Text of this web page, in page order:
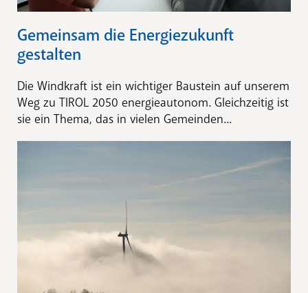
Gemeinsam die Energiezukunft
gestalten
Die Windkraft ist ein wichtiger Baustein auf unserem
Weg zu TIROL 2050 energieautonom. Gleichzeitig ist
sie ein Thema, das in vielen Gemeinden...